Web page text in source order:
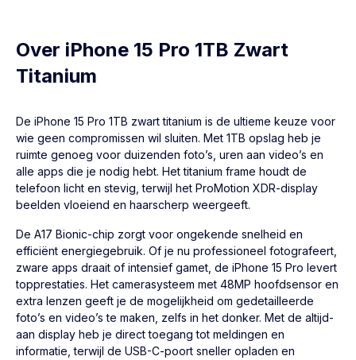
Over iPhone 15 Pro 1TB Zwart
Titanium
De iPhone 15 Pro 1TB zwart titanium is de ultieme keuze voor
wie geen compromissen wil sluiten. Met 1TB opslag heb je
ruimte genoeg voor duizenden foto’s, uren aan video’s en
alle apps die je nodig hebt. Het titanium frame houdt de
telefoon licht en stevig, terwijl het ProMotion XDR-display
beelden vloeiend en haarscherp weergeeft.
De A17 Bionic-chip zorgt voor ongekende snelheid en
efficiënt energiegebruik. Of je nu professioneel fotografeert,
zware apps draait of intensief gamet, de iPhone 15 Pro levert
topprestaties. Het camerasysteem met 48MP hoofdsensor en
extra lenzen geeft je de mogelijkheid om gedetailleerde
foto’s en video’s te maken, zelfs in het donker. Met de altijd-
aan display heb je direct toegang tot meldingen en
informatie, terwijl de USB-C-poort sneller opladen en